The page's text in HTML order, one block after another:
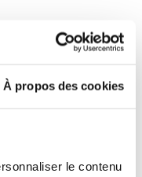
À propos des cookies
le contenu